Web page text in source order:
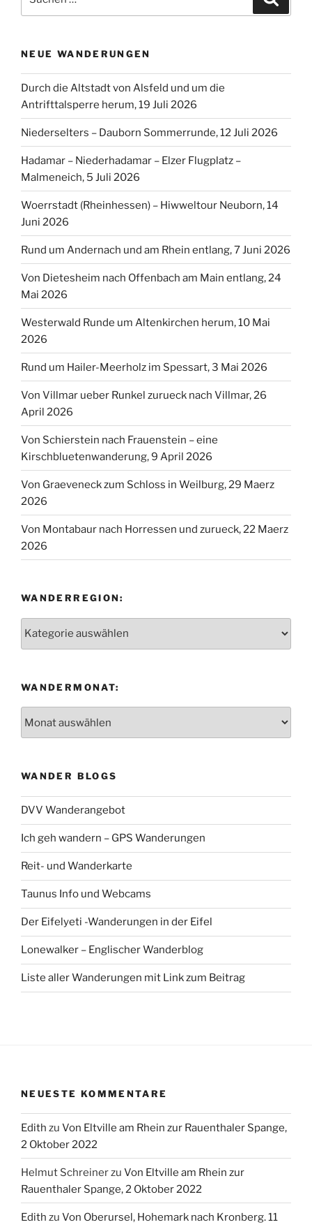
nach:
NEUE WANDERUNGEN
Durch die Altstadt von Alsfeld und um die
Antrifttalsperre herum, 19 Juli 2026
Niederselters – Dauborn Sommerrunde, 12 Juli 2026
Hadamar – Niederhadamar – Elzer Flugplatz –
Malmeneich, 5 Juli 2026
Woerrstadt (Rheinhessen) – Hiwweltour Neuborn, 14
Juni 2026
Rund um Andernach und am Rhein entlang, 7 Juni 2026
Von Dietesheim nach Offenbach am Main entlang, 24
Mai 2026
Westerwald Runde um Altenkirchen herum, 10 Mai
2026
Rund um Hailer-Meerholz im Spessart, 3 Mai 2026
Von Villmar ueber Runkel zurueck nach Villmar, 26
April 2026
Von Schierstein nach Frauenstein – eine
Kirschbluetenwanderung, 9 April 2026
Von Graeveneck zum Schloss in Weilburg, 29 Maerz
2026
Von Montabaur nach Horressen und zurueck, 22 Maerz
2026
WANDERREGION:
WANDERMONAT:
WANDER BLOGS
DVV Wanderangebot
Ich geh wandern – GPS Wanderungen
Reit- und Wanderkarte
Taunus Info und Webcams
Der Eifelyeti -Wanderungen in der Eifel
Lonewalker – Englischer Wanderblog
Liste aller Wanderungen mit Link zum Beitrag
NEUESTE KOMMENTARE
Edith zu Von Eltville am Rhein zur Rauenthaler Spange,
2 Oktober 2022
Helmut Schreinerzu Von Eltville am Rhein zur
Rauenthaler Spange, 2 Oktober 2022
Edith zu Von Oberursel, Hohemark nach Kronberg. 11